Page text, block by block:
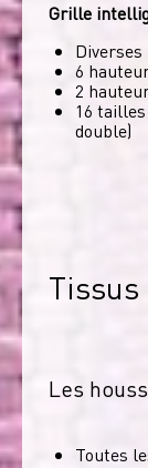
Grille
6
2
16
double)
Les
Toutes